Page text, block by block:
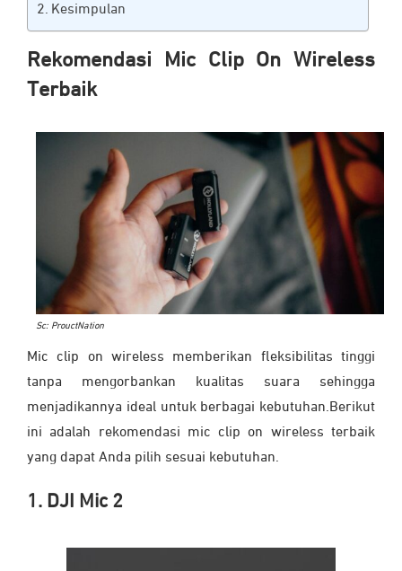
Kesimpulan
Rekomendasi Mic Clip On Wireless
Terbaik
Sc: ProuctNation
Mic clip on wireless memberikan fleksibilitas tinggi
tanpa mengorbankan kualitas suara sehingga
menjadikannya ideal untuk berbagai kebutuhan.Berikut
ini adalah rekomendasi mic clip on wireless terbaik
yang dapat Anda pilih sesuai kebutuhan.
1. DJI Mic 2